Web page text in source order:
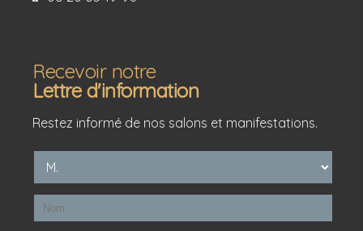
Recevoir notre
Lettre d'information
Restez informé de nos salons et manifestations.